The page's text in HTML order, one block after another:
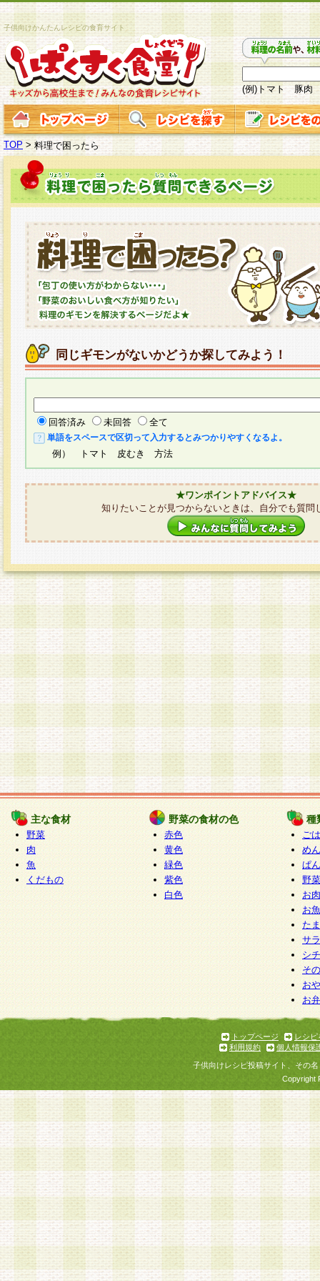
子供向けかんたんレシピの食育サイト
(例)トマト 豚肉
TOP >料理で困ったら
同じギモンがないかどうか探してみよう！
回答済み 未回答 全て
単語をスペースで区切って入力するとみつかりやすくなるよ。
例） トマト 皮むき 方法
★ワンポイントアドバイス★
知りたいことが見つからないときは、自分でも質問
主な食材
野菜
肉
魚
くだもの
野菜の食材の色
赤色
黄色
緑色
紫色
白色
種
ご
めん
ぱん
野
お
お
た
サ
シ
そ
お
お
トップページ
レシピ
利用規約
個人情報保
子供向けレシピ投稿サイト、その
Copyright